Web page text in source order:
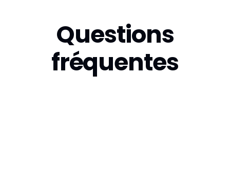
Questions
fréquentes